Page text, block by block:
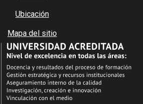
Ubicación
Mapa del sitio